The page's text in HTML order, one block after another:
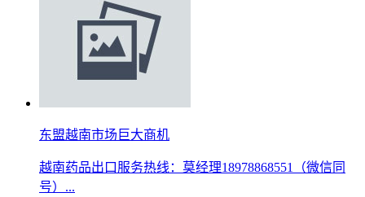
东盟越南市场巨大商机
越南药品出口服务热线：莫经理18978868551（微信同
号）...